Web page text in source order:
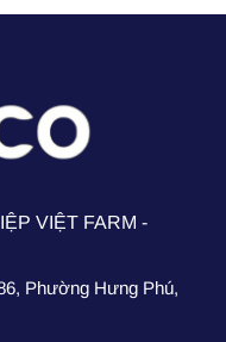
VIỆT FARM -
Phường Hưng Phú,